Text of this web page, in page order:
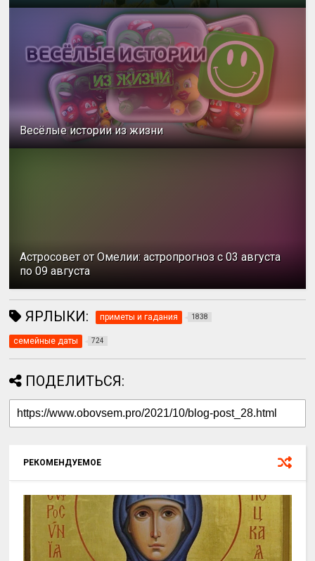
Весёлые истории из жизни
Астросовет от Омелии: астропрогноз с 03 августа
по 09 августа
ЯРЛЫКИ: приметы и гадания 1838
семейные даты 724
ПОДЕЛИТЬСЯ:
РЕКОМЕНДУЕМОЕ